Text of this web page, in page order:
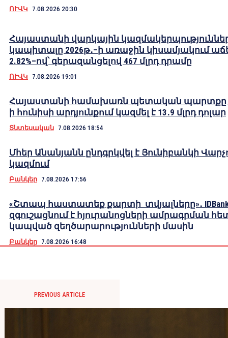
ՈՒՎԿ 7.08.2026 20:30
Հայաստանի վարկային
կապիտալը 2026թ․–ի առաջին կիսամյակում
2.82%–ով՝ գերազանցելով 467 մլրդ դրամը
ՈՒՎԿ 7.08.2026 19:01
Հայաստանի համախառն պետական պարտքը
ի հունիսի արդյունքում կազմել է 13․9 մլրդ դոլար
Տնտեսական 7.08.2026 18:54
Մհեր Անանյանն ընդգրկվել է Յունիբանկի
կազմում
Բանկեր 7.08.2026 17:56
«Շտապ հաստատեք քարտի տվյալները»․
զգուշացնում է հյուրանոցների ամրագրման
կապված զեղծարարությունների մասին
Բանկեր 7.08.2026 16:48
PREVIOUS ARTICLE